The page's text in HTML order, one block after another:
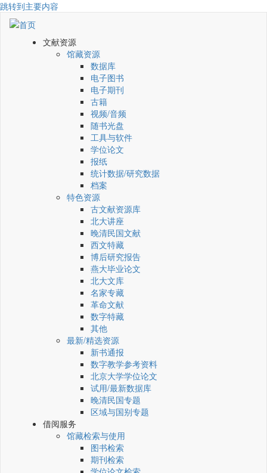
跳转到主要内容
文献资源
馆藏资源
数据库
电子图书
电子期刊
古籍
视频/音频
随书光盘
工具与软件
学位论文
报纸
统计数据/研究数据
档案
特色资源
古文献资源库
北大讲座
晚清民国文献
西文特藏
博后研究报告
燕大毕业论文
北大文库
名家专藏
革命文献
数字特藏
其他
最新/精选资源
新书通报
数字教学参考资料
北京大学学位论文
试用/最新数据库
晚清民国专题
区域与国别专题
借阅服务
馆藏检索与使用
图书检索
期刊检索